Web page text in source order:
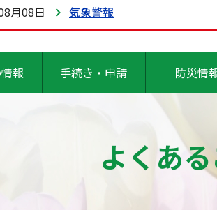
月08日
気象警報
報 手続き・申請 防災情
よくあ